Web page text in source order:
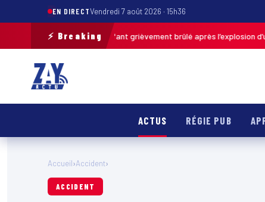
EN DIRECTVendredi 7 août 2026 · 15h36
⚡ Breaking
de-Calais : un enfant grièvement brûlé après l’explosion d’une balle
ACTUS RÉGIE PUB
Accueil›Accident›
ACCIDENT